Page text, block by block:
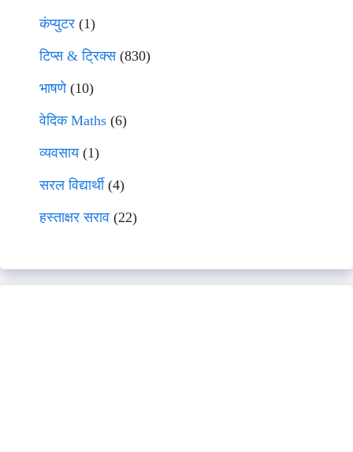
कंप्युटर (1)
टिप्स & ट्रिक्स(830)
भाषणे(10)
वेदिक Maths (6)
व्यवसाय(1)
सरल विद्यार्थी(4)
हस्ताक्षर सराव (22)